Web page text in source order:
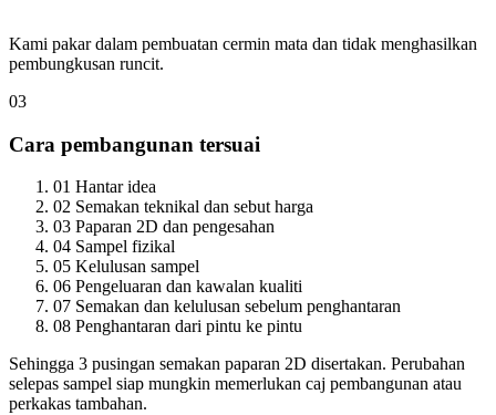
Kami pakar dalam pembuatan cermin mata dan tidak menghasilkan
pembungkusan runcit.
03
Cara pembangunan tersuai
01 Hantar idea
02 Semakan teknikal dan sebut harga
03 Paparan 2D dan pengesahan
04 Sampel fizikal
05 Kelulusan sampel
06 Pengeluaran dan kawalan kualiti
07 Semakan dan kelulusan sebelum penghantaran
08 Penghantaran dari pintu ke pintu
Sehingga 3 pusingan semakan paparan 2D disertakan. Perubahan
selepas sampel siap mungkin memerlukan caj pembangunan atau
perkakas tambahan.